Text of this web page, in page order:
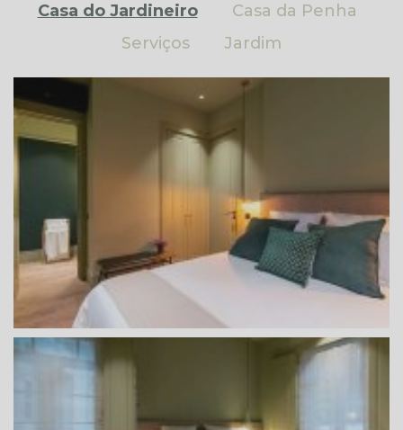
Casa do Jardineiro
Casa da Penha
Serviços
Jardim